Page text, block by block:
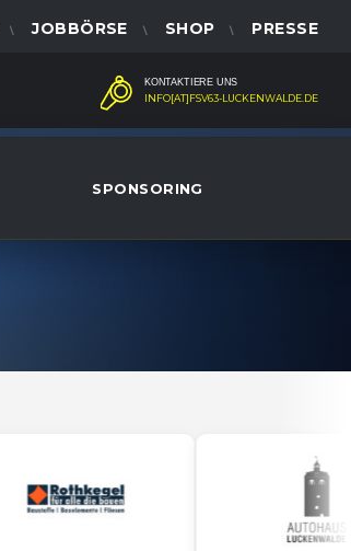
JOBBÖRSE SHOP PRESSE
KONTAKTIERE UNS
INFO[AT]FSV63-LUCKENWALDE.DE
SPONSORING